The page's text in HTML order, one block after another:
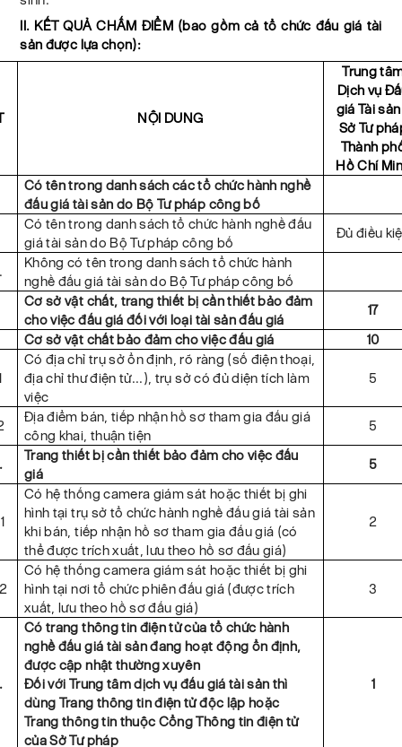
II. KẾT QUẢ CHẤM ĐIỂM (bao gồm cả tổ chức đấu giá tài
sản được lựa chọn):
NỘI DUNG
Trung
Dịch vụ
giá Tài
Sở Tư
Thành
Hồ Chí
Có tên trong danh sách các tổ chức hành nghề
đấu giá tài sản do Bộ Tư pháp công bố
Có tên trong danh sách tổ chức hành nghề đấu
giá tài sản do Bộ Tư pháp công bố
Đủ điều
Không có tên trong danh sách tổ chức hành
nghề đấu giá tài sản do Bộ Tư pháp công bố
Cơ sở vật chất, trang thiết bị cần thiết bảo đảm
cho việc đấu giá đối với loại tài sản đấu giá
17
Cơ sở vật chất bảo đảm cho việc đấu giá 10
Có địa chỉ trụ sở ổn định, rõ ràng (số điện thoại,
địa chỉ thư điện tử...), trụ sở có đủ diện tích làm
việc
5
Địa điểm bán, tiếp nhận hồ sơ tham gia đấu giá
công khai, thuận tiện
5
Trang thiết bị cần thiết bảo đảm cho việc đấu
giá
5
Có hệ thống camera giám sát hoặc thiết bị ghi
hình tại trụ sở tổ chức hành nghề đấu giá tài sản
khi bán, tiếp nhận hồ sơ tham gia đấu giá (có
thể được trích xuất, lưu theo hồ sơ đấu giá)
2
Có hệ thống camera giám sát hoặc thiết bị ghi
hình tại nơi tổ chức phiên đấu giá (được trích
xuất, lưu theo hồ sơ đấu giá)
3
Có trang thông tin điện tử của tổ chức hành
nghề đấu giá tài sản đang hoạt động ổn định,
được cập nhật thường xuyên
Đối với Trung tâm dịch vụ đấu giá tài sản thì
dùng Trang thông tin điện tử độc lập hoặc
Trang thông tin thuộc Cổng Thông tin điện tử
của Sở Tư pháp
1